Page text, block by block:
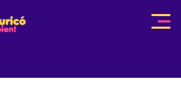
al contenido